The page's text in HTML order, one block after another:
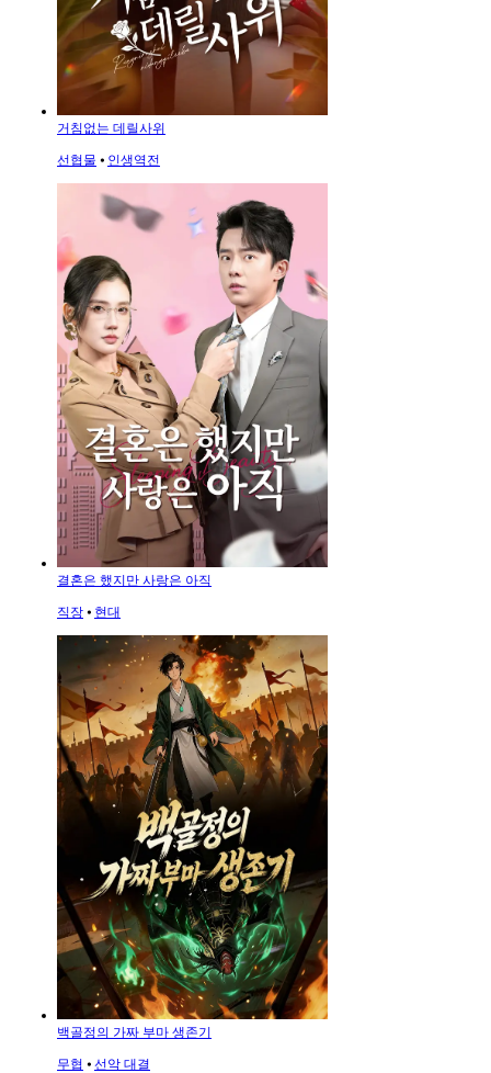
거침없는 데릴사위
선협물 ⦁ 인생역전
결혼은 했지만 사랑은 아직
직장 ⦁ 현대
백골정의 가짜 부마 생존기
무협 ⦁ 선악 대결